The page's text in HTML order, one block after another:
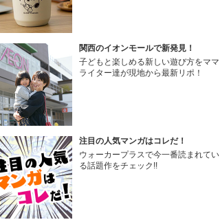
関西のイオンモールで新発見！
子どもと楽しめる新しい遊び方をママ
ライター達が現地から最新リポ！
注目の人気マンガはコレだ！
ウォーカープラスで今一番読まれてい
る話題作をチェック!!